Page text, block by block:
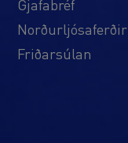
Gjafabréf
Norðurljósaferðir
Friðarsúlan